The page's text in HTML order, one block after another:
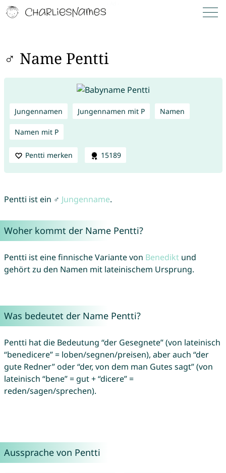
♂ Name Pentti
Jungennamen Jungennamen mit P Namen
Namen mit P
Pentti merken 15189
Pentti ist ein ♂ Jungenname.
Woher kommt der Name Pentti?
Pentti ist eine finnische Variante von Benediktund
gehört zu den Namen mit lateinischem Ursprung.
Was bedeutet der Name Pentti?
Pentti hat die Bedeutung “der Gesegnete” (von lateinisch
“benedicere” = loben/segnen/preisen), aber auch “der
gute Redner” oder “der, von dem man Gutes sagt” (von
lateinisch “bene” = gut + “dicere” =
reden/sagen/sprechen).
Aussprache von Pentti